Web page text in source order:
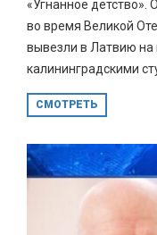
«Угнанное
во время Великой
вывезли в Латвию
калининградскими
СМОТРЕТЬ